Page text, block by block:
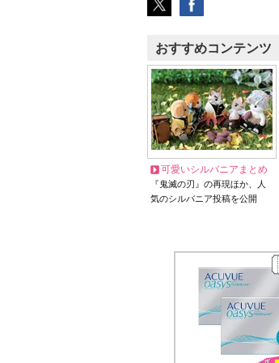
おすすめコンテンツ
可愛いシルバニアまとめ
『鬼滅の刃』の再現ほか、人
気のシルバニア投稿を公開